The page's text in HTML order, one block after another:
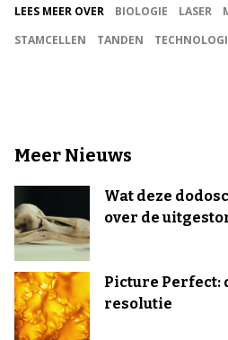
LEES MEER OVER BIOLOGIE LASER
STAMCELLEN
TANDEN
Meer Nieuws
Wat deze
over de
Picture Perfect:
resolutie